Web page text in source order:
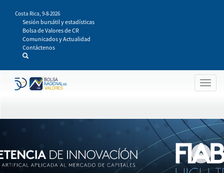
contenido
principal
Costa Rica, 9-8-2026
Sesión bursátil y estadísticas
Bolsa de Valores de CR
Comunicados y Actualidad
Contáctenos